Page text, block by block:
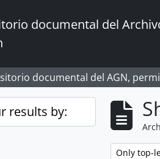
documental del
documental del AGN,
results by:
Remove
Only top-